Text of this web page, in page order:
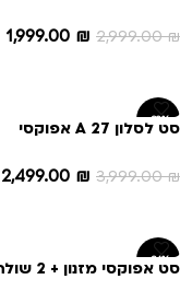
2,999.00₪
1,999.00 ₪
-38%
סט לסלון A 27 אפוקסי
3,999.00₪
2,499.00 ₪
-34%
סט אפוקסי